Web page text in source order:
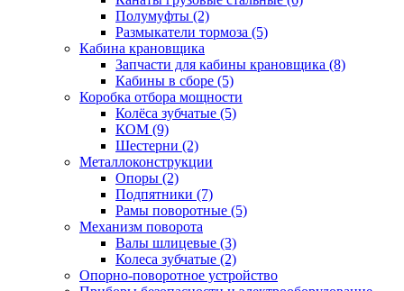
Полумуфты (2)
Размыкатели тормоза (5)
Кабина крановщика
Запчасти для кабины крановщика (8)
Кабины в сборе (5)
Коробка отбора мощности
Колёса зубчатые (5)
КОМ (9)
Шестерни (2)
Металлоконструкции
Опоры (2)
Подпятники (7)
Рамы поворотные (5)
Механизм поворота
Валы шлицевые (3)
Колеса зубчатые (2)
Опорно-поворотное устройство